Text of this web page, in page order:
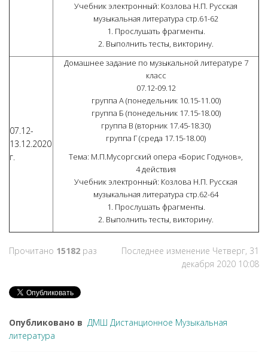
Учебник электронный: Козлова Н.П. Русская
музыкальная литература стр.61-62
1. Прослушать фрагменты.
2. Выполнить тесты, викторину.
07.12-
13.12.2020
г.
Домашнее задание по музыкальной литературе 7
класс
07.12-09.12
группа А (понедельник 10.15-11.00)
группа Б (понедельник 17.15-18.00)
группа В (вторник 17.45-18.30)
группа Г (среда 17.15-18.00)
Тема: М.П.Мусоргский опера «Борис Годунов»,
4 действия
Учебник электронный: Козлова Н.П. Русская
музыкальная литература стр.62-64
1. Прослушать фрагменты.
2. Выполнить тесты, викторину.
Прочитано 15182 раз
Последнее изменение Четверг, 31
декабря 2020 10:08
Опубликовано в ДМШ Дистанционное Музыкальная
литература